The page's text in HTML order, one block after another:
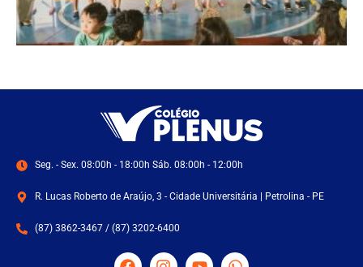
Seg. - Sex. 08:00h - 18:00h Sáb. 08:00h - 12:00h
R. Lucas Roberto de Araújo, 3 - Cidade Universitária | Petrolina - PE
(87) 3862-3467 / (87) 3202-6400